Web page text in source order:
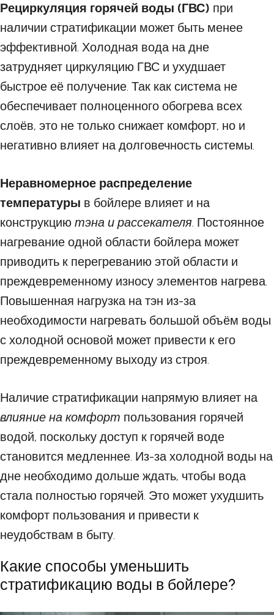
Рециркуляция горячей воды (ГВС) при
наличии стратификации может быть менее
эффективной. Холодная вода на дне
затрудняет циркуляцию ГВС и ухудшает
быстрое её получение. Так как система не
обеспечивает полноценного обогрева всех
слоёв, это не только снижает комфорт, но и
негативно влияет на долговечность системы.
Неравномерное распределение
температуры в бойлере влияет и на
конструкцию тэна и рассекателя. Постоянное
нагревание одной области бойлера может
приводить к перегреванию этой области и
преждевременному износу элементов нагрева.
Повышенная нагрузка на тэн из-за
необходимости нагревать большой объём воды
с холодной основой может привести к его
преждевременному выходу из строя.
Наличие стратификации напрямую влияет на
влияние на комфорт пользования горячей
водой, поскольку доступ к горячей воде
становится медленнее. Из-за холодной воды на
дне необходимо дольше ждать, чтобы вода
стала полностью горячей. Это может ухудшить
комфорт пользования и привести к
неудобствам в быту.
Какие способы уменьшить
стратификацию воды в бойлере?